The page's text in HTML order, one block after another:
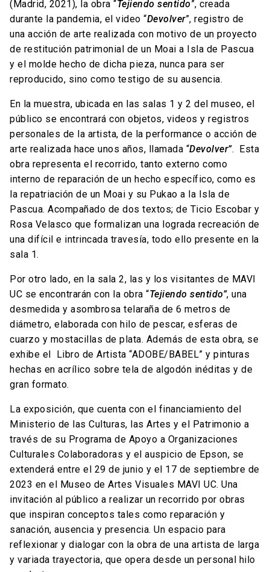
(Madrid, 2021), la obra “Tejiendo sentido”, creada
durante la pandemia, el video “Devolver”, registro de
una acción de arte realizada con motivo de un proyecto
de restitución patrimonial de un Moai a Isla de Pascua
y el molde hecho de dicha pieza, nunca para ser
reproducido, sino como testigo de su ausencia.
En la muestra, ubicada en las salas 1 y 2 del museo, el
público se encontrará con objetos, videos y registros
personales de la artista, de la performance o acción de
arte realizada hace unos años, llamada “Devolver”. Esta
obra representa el recorrido, tanto externo como
interno de reparación de un hecho específico, como es
la repatriación de un Moai y su Pukao a la Isla de
Pascua. Acompañado de dos textos; de Ticio Escobar y
Rosa Velasco que formalizan una lograda recreación de
una difícil e intrincada travesía, todo ello presente en la
sala 1.
Por otro lado, en la sala 2, las y los visitantes de MAVI
UC se encontrarán con la obra “Tejiendo sentido”, una
desmedida y asombrosa telaraña de 6 metros de
diámetro, elaborada con hilo de pescar, esferas de
cuarzo y mostacillas de plata. Además de esta obra, se
exhibe el Libro de Artista “ADOBE/BABEL” y pinturas
hechas en acrílico sobre tela de algodón inéditas y de
gran formato.
La exposición, que cuenta con el financiamiento del
Ministerio de las Culturas, las Artes y el Patrimonio a
través de su Programa de Apoyo a Organizaciones
Culturales Colaboradoras y el auspicio de Epson, se
extenderá entre el 29 de junio y el 17 de septiembre de
2023 en el Museo de Artes Visuales MAVI UC. Una
invitación al público a realizar un recorrido por obras
que inspiran conceptos tales como reparación y
sanación, ausencia y presencia. Un espacio para
reflexionar y dialogar con la obra de una artista de larga
y variada trayectoria, que opera desde un personal hilo